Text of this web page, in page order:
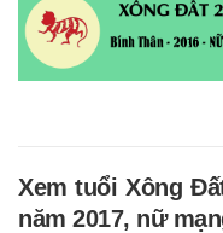
Xem tuổi Xông
năm 2017, nữ